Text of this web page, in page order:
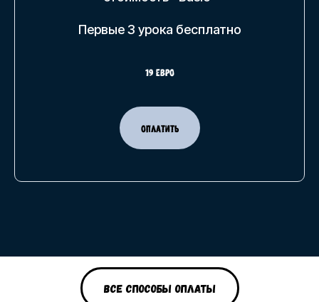
Первые 3 урока бесплатно
19 евро
ОПЛАТИТЬ
ВСЕ СПОСОБЫ ОПЛАТЫ
© 2013 - 2026 Онлайн школа.
Варшава, Польша NIP: 5223257365
Публичная оферта
Оплата способы